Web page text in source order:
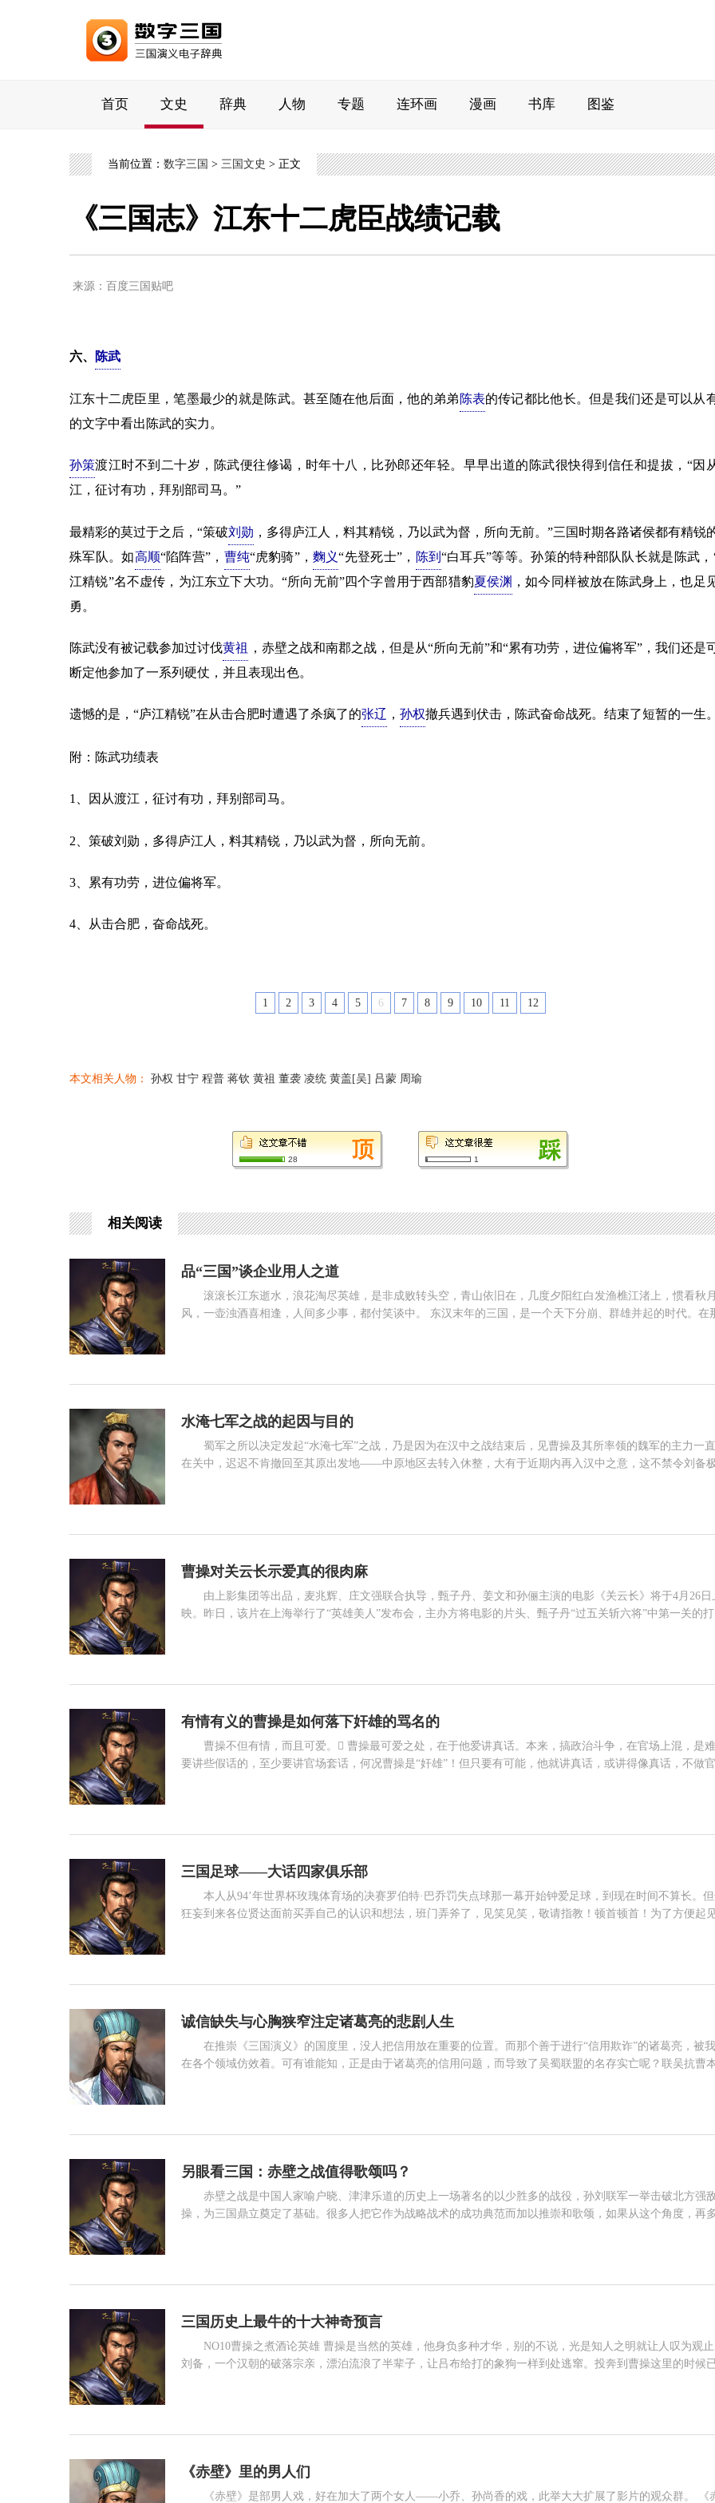
首页 文史 辞典 人物 专题 连环画 漫画 书库 图鉴
当前位置： 数字三国 > 三国文史 > 正文
《三国志》江东十二虎臣战绩记载
来源：百度三国贴吧
六、 陈武
江东十二虎臣里，笔墨最少的就是陈武。甚至随在他后面，他的弟弟 陈表的传记都比他长。但是我们还是可以从
的文字中看出陈武的实力。
孙策渡江时不到二十岁，陈武便往修谒，时年十八，比孙郎还年轻。早早出道的陈武很快得到信任和提拔，“因
江，征讨有功，拜别部司马。”
最精彩的莫过于之后，“策破刘勋 ，多得庐江人，料其精锐，乃以武为督，所向无前。”三国时期各路诸侯都有精锐
殊军队。如高顺“陷阵营”， 曹纯“虎豹骑”，麴义“先登死士”， 陈到 “白耳兵”等等。孙策的特种部队队长就是陈武，
江精锐”名不虚传，为江东立下大功。“所向无前”四个字曾用于西部猎豹夏侯渊 ，如今同样被放在陈武身上，也足
勇。
陈武没有被记载参加过讨伐黄祖
，赤壁之战和南郡之战，但是从“所向无前”和“累有功劳，进位偏将军”，我们还是
断定他参加了一系列硬仗，并且表现出色。
遗憾的是，“庐江精锐”在从击合肥时遭遇了杀疯了的张辽 ， 孙权撤兵遇到伏击，陈武奋命战死。结束了短暂的一生。
附：陈武功绩表
1、因从渡江，征讨有功，拜别部司马。
2、策破刘勋，多得庐江人，料其精锐，乃以武为督，所向无前。
3、累有功劳，进位偏将军。
4、从击合肥，奋命战死。
1 2 3 4 5 6 7 8 9 10 11 12
本文相关人物： 孙权 甘宁 程普 蒋钦 黄祖 董袭 凌统 黄盖[吴] 吕蒙 周瑜
28 1
相关阅读
品“三国”谈企业用人之道
滚滚长江东逝水，浪花淘尽英雄，是非成败转头空，青山依旧在，几度夕阳红白发渔樵江渚上，惯看秋
风，一壶浊酒喜相逢，人间多少事，都付笑谈中。 东汉末年的三国，是一个天下分崩、群雄并起的时代。在
水淹七军之战的起因与目的
蜀军之所以决定发起“水淹七军”之战，乃是因为在汉中之战结束后，见曹操及其所率领的魏军的主力一
在关中，迟迟不肯撤回至其原出发地——中原地区去转入休整，大有于近期内再入汉中之意，这不禁令刘备极
曹操对关云长示爱真的很肉麻
由上影集团等出品，麦兆辉、庄文强联合执导，甄子丹、姜文和孙俪主演的电影《关云长》将于4月26日
映。昨日，该片在上海举行了“英雄美人”发布会，主办方将电影的片头、甄子丹“过五关斩六将”中第一关的打
有情有义的曹操是如何落下奸雄的骂名的
曹操不但有情，而且可爱。 曹操最可爱之处，在于他爱讲真话。本来，搞政治斗争，在官场上混，是难免
要讲些假话的，至少要讲官场套话，何况曹操是“奸雄”！但只要有可能，他就讲真话，或讲得像真话，不做官
三国足球——大话四家俱乐部
本人从94’年世界杯玫瑰体育场的决赛罗伯特·巴乔罚失点球那一幕开始钟爱足球，到现在时间不算长。
狂妄到来各位贤达面前买弄自己的认识和想法，班门弄斧了，见笑见笑，敬请指教！顿首顿首！为了方便起见
诚信缺失与心胸狭窄注定诸葛亮的悲剧人生
在推崇《三国演义》的国度里，没人把信用放在重要的位置。而那个善于进行“信用欺诈”的诸葛亮，被
在各个领域仿效着。可有谁能知，正是由于诸葛亮的信用问题，而导致了吴蜀联盟的名存实亡呢？联吴抗曹本
战以后
另眼看三国：赤壁之战值得歌颂吗？
赤壁之战是中国人家喻户晓、津津乐道的历史上一场著名的以少胜多的战役，孙刘联军一举击破北方强
操，为三国鼎立奠定了基础。很多人把它作为战略战术的成功典范而加以推崇和歌颂，如果从这个角度，再多
吴孙权，
三国历史上最牛的十大神奇预言
NO10曹操之煮酒论英雄 曹操是当然的英雄，他身负多种才华，别的不说，光是知人之明就让人叹为观止
刘备，一个汉朝的破落宗亲，漂泊流浪了半辈子，让吕布给打的象狗一样到处逃窜。投奔到曹操这里的时候已
《赤壁》里的男人们
《赤壁》是部男人戏，好在加大了两个女人——小乔、孙尚香的戏，此举大大扩展了影片的观众群。 《赤